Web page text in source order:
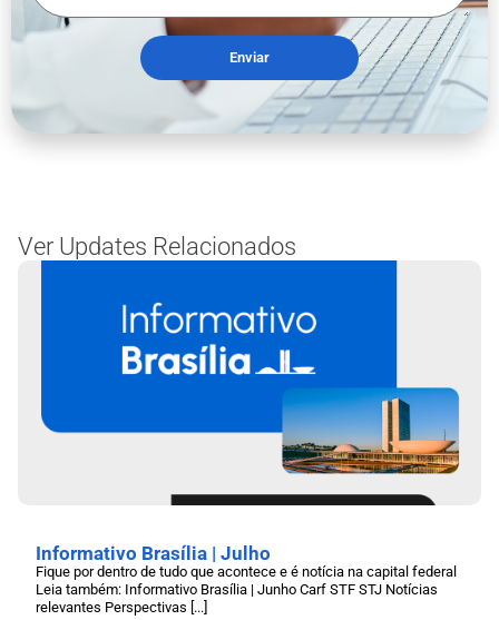
Enviar
Ver Updates Relacionados
Informativo Brasília | Julho
Fique por dentro de tudo que acontece e é notícia na capital federal
Leia também: Informativo Brasília | Junho Carf STF STJ Notícias
relevantes Perspectivas [...]